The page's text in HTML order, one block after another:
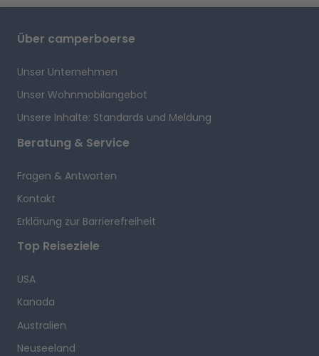
Über camperboerse
Unser Unternehmen
Unser Wohnmobilangebot
Unsere Inhalte: Standards und Meldung
Beratung & Service
Fragen & Antworten
Kontakt
Erklärung zur Barrierefreiheit
Top Reiseziele
USA
Kanada
Australien
Neuseeland